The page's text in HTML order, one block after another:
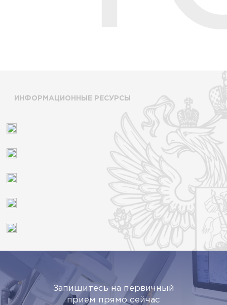
ИНФОРМАЦИОННЫЕ РЕСУРСЫ
Запишитесь на первичный
прием прямо сейчас